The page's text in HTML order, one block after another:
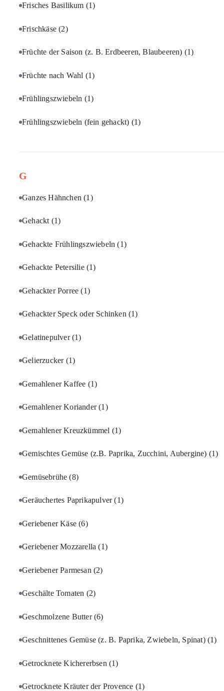
Frisches Basilikum (1)
Frischkäse(2)
Früchte der Saison (z. B. Erdbeeren, Blaubeeren) (1)
Früchte nach Wahl (1)
Frühlingszwiebeln (1)
Frühlingszwiebeln (fein gehackt) (1)
G
Ganzes Hähnchen(1)
Gehackt (1)
Gehackte Frühlingszwiebeln(1)
Gehackte Petersilie (1)
Gehackter Porree(1)
Gehackter Speck oder Schinken (1)
Gelatinepulver(1)
Gelierzucker (1)
Gemahlener Kaffee (1)
Gemahlener Koriander(1)
Gemahlener Kreuzkümmel (1)
Gemischtes Gemüse (z.B. Paprika, Zucchini, Aubergine) (1)
Gemüsebrühe(8)
Geräuchertes Paprikapulver(1)
Geriebener Käse(6)
Geriebener Mozzarella(1)
Geriebener Parmesan (2)
Geschälte Tomaten (2)
Geschmolzene Butter(6)
Geschnittenes Gemüse (z. B. Paprika, Zwiebeln, Spinat)(1)
Getrocknete Kichererbsen (1)
Getrocknete Kräuter der Provence (1)